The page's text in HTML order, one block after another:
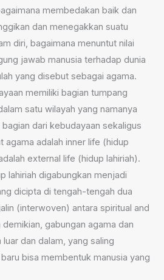
membedakan baik dan
dan menegakkan suatu
diri, bagaimana menuntut nilai
jawab manusia terhadap dunia
yang disebut sebagai agama.
memiliki bagian tumpang
satu wilayah yang namanya
dari kebudayaan sekaligus
agama adalah inner life (hidup
external life (hidup lahiriah).
lahiriah digabungkan menjadi
dicipta di tengah-tengah dua
(interwoven) antara spiritual and
gabungan agama dan
dan dalam, yang saling
bisa membentuk manusia yang